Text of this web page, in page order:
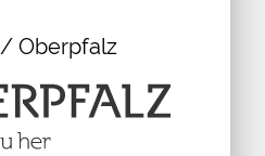
Oberpfalz